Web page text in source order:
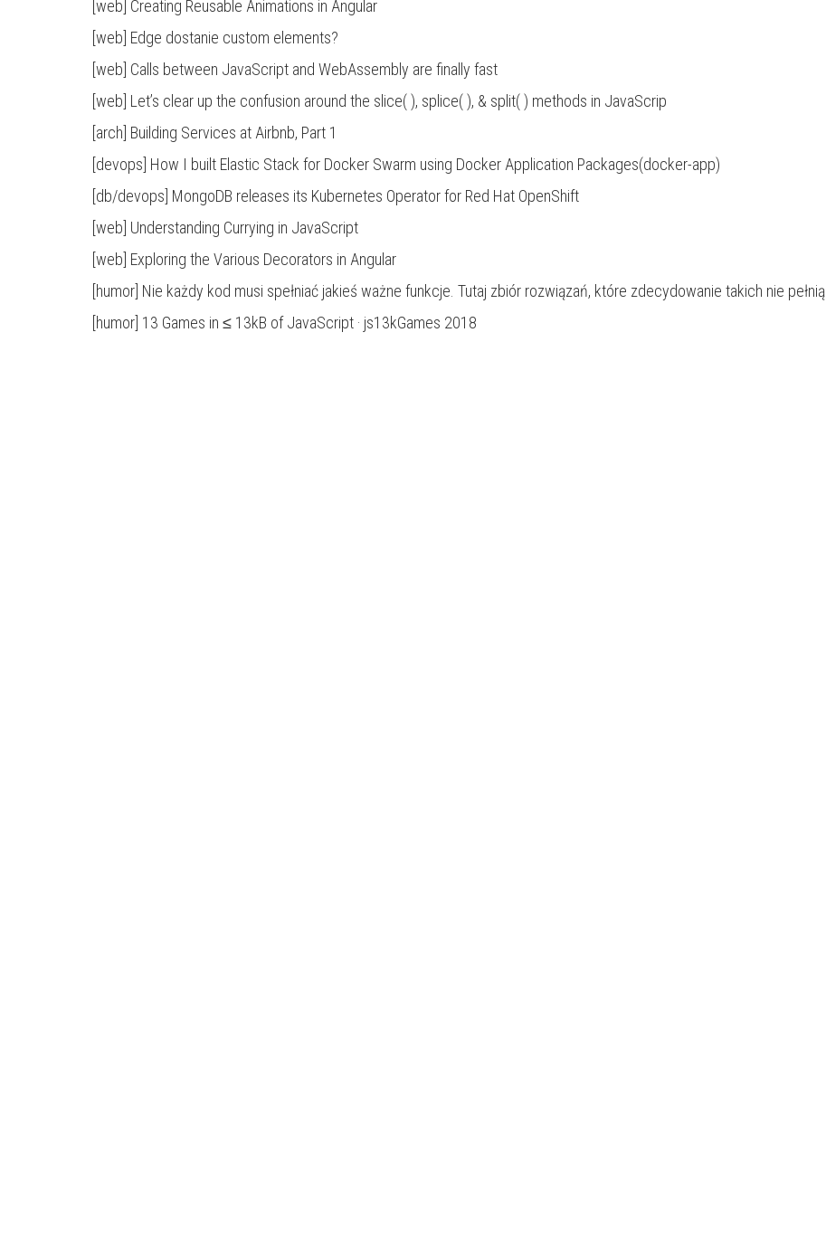
[web] Creating Reusable Animations in Angular
[web] Edge dostanie custom elements?
[web] Calls between JavaScript and WebAssembly are finally fast
[web] Let’s clear up the confusion around the slice( ), splice( ), & split( ) methods in JavaScrip
[arch] Building Services at Airbnb, Part 1
[devops] How I built Elastic Stack for Docker Swarm using Docker Application Packages(docker-app)
[db/devops] MongoDB releases its Kubernetes Operator for Red Hat OpenShift
[web] Understanding Currying in JavaScript
[web] Exploring the Various Decorators in Angular
[humor] Nie każdy kod musi spełniać jakieś ważne funkcje. Tutaj zbiór rozwiązań, które zdecydowanie takich nie pełnią
[humor] 13 Games in ≤ 13kB of JavaScript · js13kGames 2018